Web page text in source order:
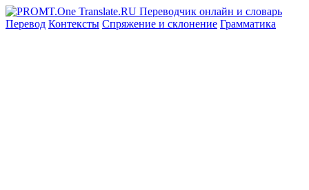
Перевод Контексты Спряжение и склонение Грамматика